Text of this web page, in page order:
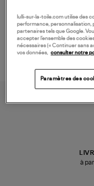
480,00 €
Sac Bobi S Cuir Lamé
Champagne
à
lulli-sur-la-toile.com utilise des
performance, personnalisation,
partenaires tels que Google.
accepter l’ensemble des
nécessaires (« Continuer sans
vos données,
consulter notre
Paramètres des